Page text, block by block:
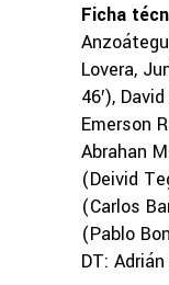
Ficha
Lovera,
46′),
Emerson
Abrahan
(Deivid
(Carlos
(Pablo
DT: